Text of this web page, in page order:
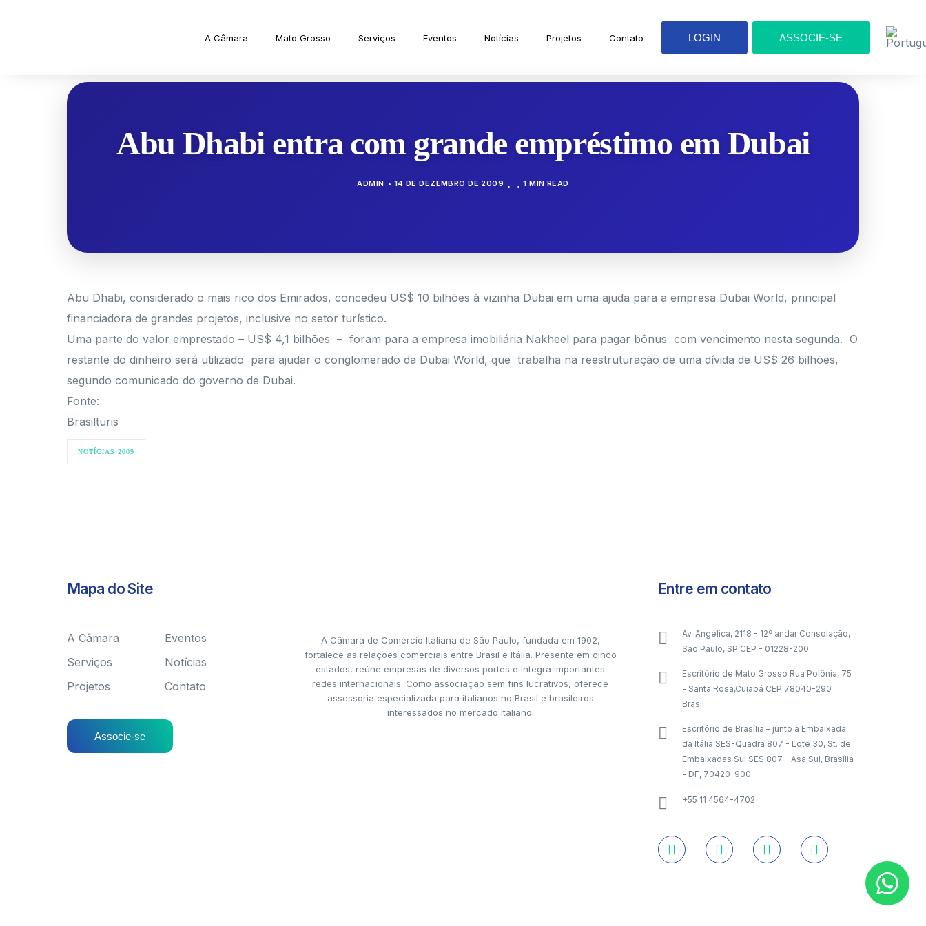
A Câmara Mato Grosso Serviços Eventos Notícias Projetos Contato LOGIN ASSOCIE-SE
Abu Dhabi entra com grande empréstimo em Dubai
ADMIN 14 DE DEZEMBRO DE 2009 1 MIN READ
Abu Dhabi, considerado o mais rico dos Emirados, concedeu US$ 10 bilhões à vizinha Dubai em uma ajuda para a empresa Dubai World, principal
financiadora de grandes projetos, inclusive no setor turístico.
Uma parte do valor emprestado – US$ 4,1 bilhões – foram para a empresa imobiliária Nakheel para pagar bônus com vencimento nesta segunda. O
restante do dinheiro será utilizado para ajudar o conglomerado da Dubai World, que trabalha na reestruturação de uma dívida de US$ 26 bilhões,
segundo comunicado do governo de Dubai.
Fonte:
Brasilturis
NOTÍCIAS 2009
Mapa do Site
A Câmara
Serviços
Projetos
Eventos
Notícias
Contato
Associe-se
A Câmara de Comércio Italiana de São Paulo, fundada em 1902,
fortalece as relações comerciais entre Brasil e Itália. Presente em cinco
estados, reúne empresas de diversos portes e integra importantes
redes internacionais. Como associação sem fins lucrativos, oferece
assessoria especializada para italianos no Brasil e brasileiros
interessados no mercado italiano.
Entre em contato
Av. Angélica, 2118 - 12º andar Consolação,
São Paulo, SP CEP - 01228-200
Escritório de Mato Grosso Rua Polônia, 75
- Santa Rosa,Cuiabá CEP 78040-290
Brasil
Escritório de Brasília – junto à Embaixada
da Itália SES-Quadra 807 - Lote 30, St. de
Embaixadas Sul SES 807 - Asa Sul, Brasília
- DF, 70420-900
+55 11 4564-4702